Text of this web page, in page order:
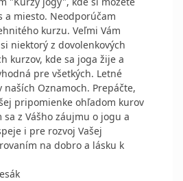
a miesto. Neodporúčam
kurzu. Veľmi Vám
niektorý z dovolenkových
kurzov, kde sa joga žije a
pre všetkých. Letné
naších Oznamoch. Prepáčte,
pripomienke ohľadom kurov
sa z Vášho záujmu o jogu a
i pre rozvoj Vašej
na dobro a lásku k